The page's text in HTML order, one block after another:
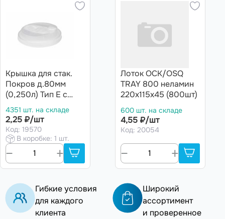
Крышка для стак.
Покров д.80мм
(0,250л) Тип Е с
закрыв. носиком
Прозрачная (20уп
х50шт) (1000шт)
4351 шт. на складе
2,25 ₽/шт
Код: 19570
В коробке: 1 шт.
Лоток ОСК/OSQ
TRAY 800 неламин
220х115х45 (800шт)
600 шт. на складе
4,55 ₽/шт
Код: 20054
Гибкие условия
для каждого
клиента
Широкий
ассортимент
и проверенное